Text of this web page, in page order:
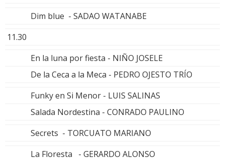
Dim blue - SADAO WATANABE
11.30
En la luna por fiesta - NIÑO JOSELE
De la Ceca a la Meca - PEDRO OJESTO TRÍO
Funky en Si Menor - LUIS SALINAS
Salada Nordestina - CONRADO PAULINO
Secrets - TORCUATO MARIANO
La Floresta - GERARDO ALONSO